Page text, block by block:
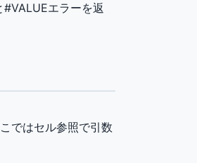
エラーを返
ではセル参照で引数